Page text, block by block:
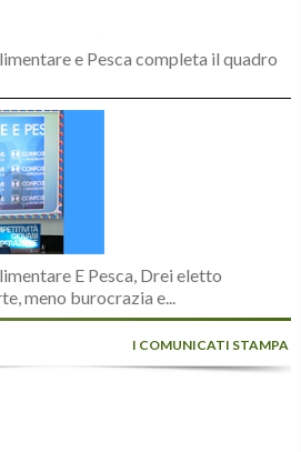
e Pesca completa il quadro
E Pesca, Drei eletto
meno burocrazia e...
I COMUNICATI STAMPA